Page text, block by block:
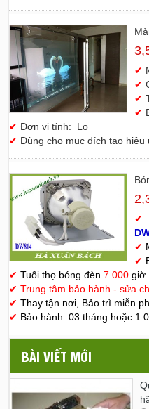
✔
✔
✔
✔
✔ Đơn vị tính: Lọ
✔ Dùng cho mục đích tạo hiệu
✔
D
✔
✔
✔ Tuổi thọ bóng đèn 7.000 giờ
✔ Trung tâm bảo hành - sửa
✔ Thay tận nơi, Bảo trì miễn
✔ Bảo hành: 03 tháng hoặc
BÀI VIẾT MỚI